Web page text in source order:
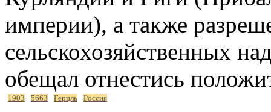
империи), а также
сельскохозяйственных
обещал отнестись
1903 5663 Герцль Россия